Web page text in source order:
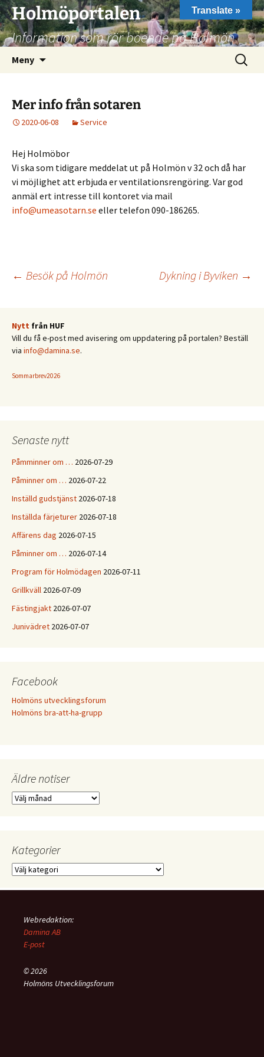
Hoppa
till
innehåll
Holmöportalen
Information som rör boende på Holmön
Meny
Sök
efter:
Mer info från sotaren
2020-06-08 Service
Hej Holmöbor
Vi ska som tidigare meddelat ut på Holmön v 32 och då har
vi möjlighet att erbjuda er ventilationsrengöring. Var god
anmäl ert intresse till kontoret via mail
info@umeasotarn.se eller telefon 090-186265.
Inläggsnavigering
← Besök på Holmön Dykning i Byviken →
Nytt från HUF
Vill du få e-post med avisering om uppdatering på portalen? Beställ
via info@damina.se.
Sommarbrev2026
Senaste nytt
Påmminner om … 2026-07-29
Påminner om … 2026-07-22
Inställd gudstjänst 2026-07-18
Inställda färjeturer 2026-07-18
Affärens dag 2026-07-15
Påminner om … 2026-07-14
Program för Holmödagen 2026-07-11
Grillkväll 2026-07-09
Fästingjakt 2026-07-07
Junivädret 2026-07-07
Facebook
Holmöns utvecklingsforum
Holmöns bra-att-ha-grupp
Äldre notiser
Äldre
Kategorier
Kategorier
Webredaktion:
Damina AB
E-post
© 2026
Holmöns Utvecklingsforum
Translate »